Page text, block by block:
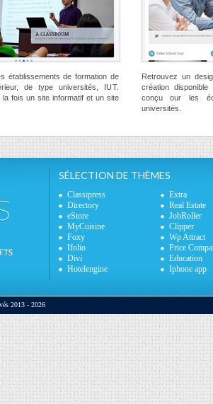
établissements de formation de
de type universités, IUT.
la fois un site informatif et un site
Retrouvez un
création
conçu our les
universités.
SÉLECTION DE THÈMES
Classipress
Extra
Directory
Real Estate
eStore
JobRoller
MyCuisine
Clipper
Foxy
Wp Attract
Ifolio
Price
Divi
Education
Hotelengine
Iphone app
2013 - 2026